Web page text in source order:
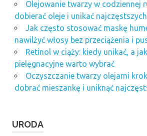
Olejowanie twarzy w codziennej
dobierać oleje i unikać
Jak często stosować maskę
nawilżyć włosy bez przeciążenia i
Retinol w ciąży: kiedy unikać, a
pielęgnacyjne warto wybrać
Oczyszczanie twarzy olejami
dobrać mieszankę i uniknąć
URODA